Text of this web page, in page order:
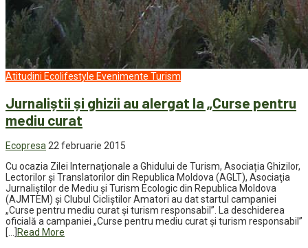
Atitudini Ecolifestyle Evenimente Turism
Jurnaliștii și ghizii au alergat la „Curse pentru
mediu curat
Ecopresa22 februarie 2015
Cu ocazia Zilei Internaţionale a Ghidului de Turism, Asociația Ghizilor,
Lectorilor și Translatorilor din Republica Moldova (AGLT), Asociaţia
Jurnaliştilor de Mediu şi Turism Ecologic din Republica Moldova
(AJMTEM) și Clubul Cicliştilor Amatori au dat startul campaniei
„Curse pentru mediu curat și turism responsabil”. La deschiderea
oficială a campaniei „Curse pentru mediu curat și turism responsabil”
[…] Read More